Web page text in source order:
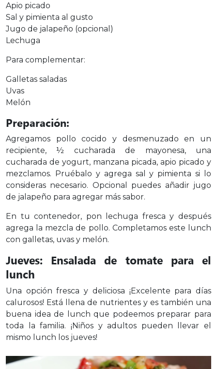
Apio picado
Sal y pimienta al gusto
Jugo de jalapeño (opcional)
Lechuga
Para complementar:
Galletas saladas
Uvas
Melón
Preparación:
Agregamos pollo cocido y desmenuzado en un
recipiente, ½ cucharada de mayonesa, una
cucharada de yogurt, manzana picada, apio picado y
mezclamos. Pruébalo y agrega sal y pimienta si lo
consideras necesario. Opcional puedes añadir jugo
de jalapeño para agregar más sabor.
En tu contenedor, pon lechuga fresca y después
agrega la mezcla de pollo. Completamos este lunch
con galletas, uvas y melón.
Jueves: Ensalada de tomate para el
lunch
Una opción fresca y deliciosa ¡Excelente para días
calurosos! Está llena de nutrientes y es también una
buena idea de lunch que podeemos preparar para
toda la familia. ¡Niños y adultos pueden llevar el
mismo lunch los jueves!